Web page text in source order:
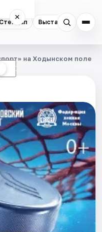
Стендап Выставки
×
☾
на Ходынском поле